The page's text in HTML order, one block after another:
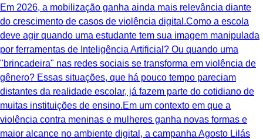
Em 2026, a mobilização ganha ainda mais relevância diante
do crescimento de casos de violência digital.Como a escola
deve agir quando uma estudante tem sua imagem manipulada
por ferramentas de Inteligência Artificial? Ou quando uma
"brincadeira" nas redes sociais se transforma em violência de
gênero? Essas situações, que há pouco tempo pareciam
distantes da realidade escolar, já fazem parte do cotidiano de
muitas instituições de ensino.Em um contexto em que a
violência contra meninas e mulheres ganha novas formas e
maior alcance no ambiente digital, a campanha Agosto Lilás